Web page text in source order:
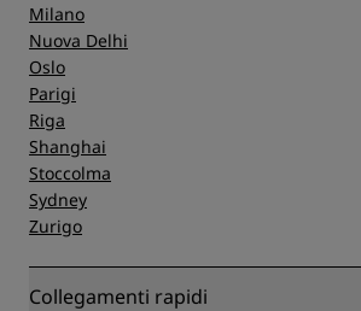
Milano
Nuova Delhi
Oslo
Parigi
Riga
Shanghai
Stoccolma
Sydney
Zurigo
Collegamenti rapidi